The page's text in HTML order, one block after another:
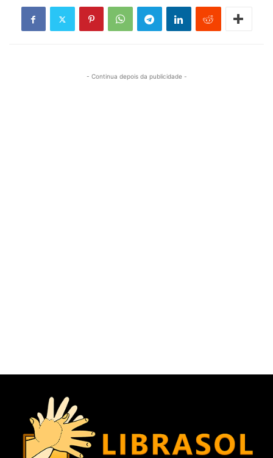
- Continua depois da publicidade -